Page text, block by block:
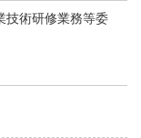
術研修業務等委